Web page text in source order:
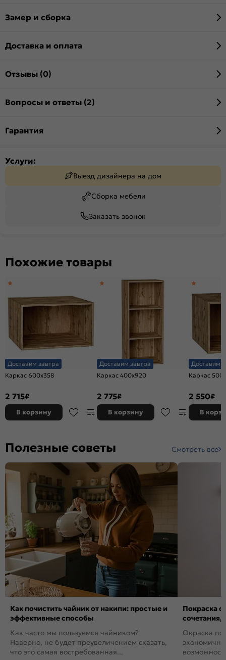
Замер и сборка
Доставка и оплата
Отзывы (0)
Вопросы и ответы (2)
Гарантия
Услуги:
Выезд дизайнера на дом
Сборка мебели
Заказать звонок
Похожие товары
Доставим завтра
Каркас 600x358
2 715₽
В корзину
Доставим завтра
Каркас 400x920
2 775₽
В корзину
Доставим
Каркас
2 550₽
В
Полезные советы Смотреть все
Как почистить чайник от накипи: простые и
эффективные способы
Как часто мы пользуемся чайником?
Наверно, не будет преувеличением сказать,
что это самая востребованная...
Покраска
сочетания,
Окраска